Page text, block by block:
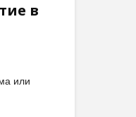
в
или